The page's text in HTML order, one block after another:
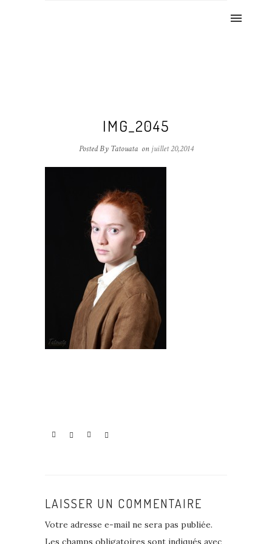
IMG_2045
Posted By Tatouata on juillet 20,2014
LAISSER UN COMMENTAIRE
Votre adresse e-mail ne sera pas publiée.
Les champs obligatoires sont indiqués avec